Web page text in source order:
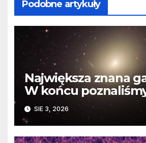
Podobne artykuły
Największa znana
W końcu
faktyczne wymiary
SIE 3, 2026